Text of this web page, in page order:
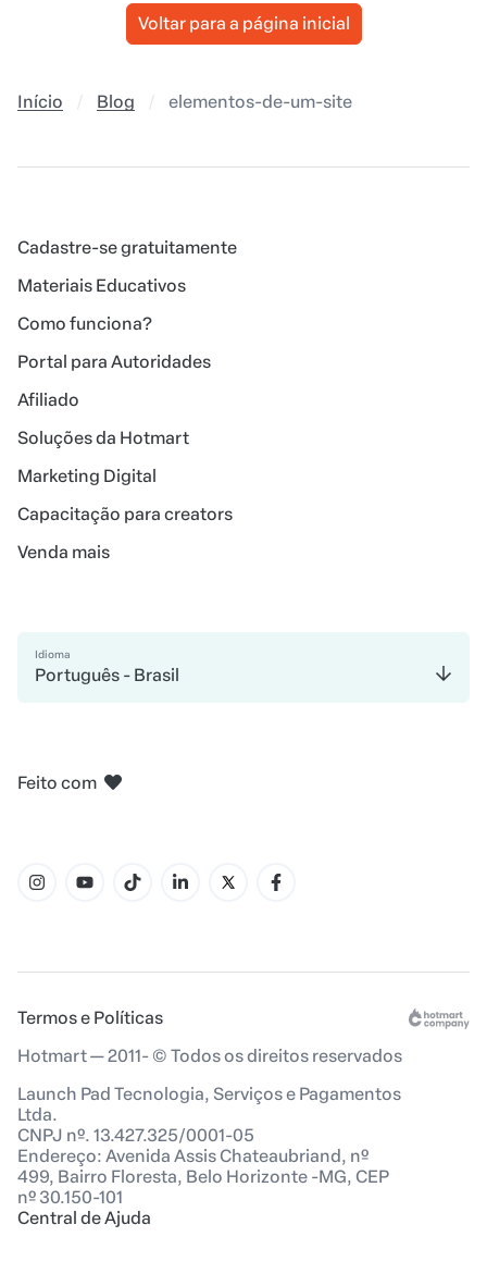
Voltar para a página inicial
Início Blog elementos-de-um-site
Cadastre-se gratuitamente
Materiais Educativos
Como funciona?
Portal para Autoridades
Afiliado
Soluções da Hotmart
Marketing Digital
Capacitação para creators
Venda mais
Idioma
Português - Brasil
Feito com
Termos e Políticas
Hotmart — 2011- © Todos os direitos reservados
Launch Pad Tecnologia, Serviços e Pagamentos
Ltda.
CNPJ nº. 13.427.325/0001-05
Endereço: Avenida Assis Chateaubriand, nº
499, Bairro Floresta, Belo Horizonte -MG, CEP
nº 30.150-101
Central de Ajuda